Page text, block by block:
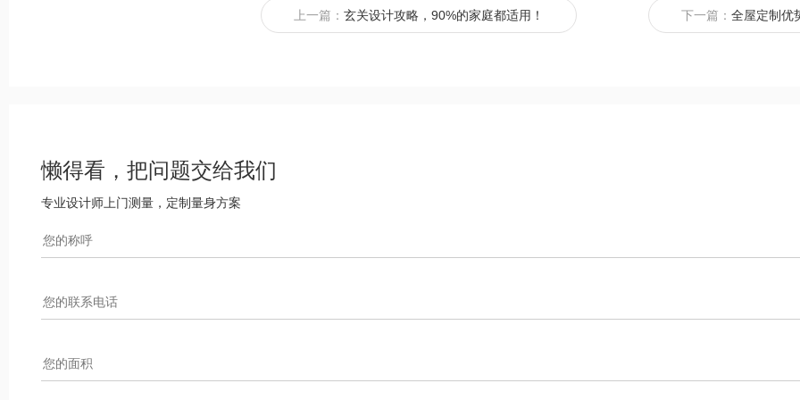
上一篇： 玄关设计攻略，90%的家庭都适用！ 下一篇： 全屋定制优
懒得看，把问题交给我们
专业设计师上门测量，定制量身方案